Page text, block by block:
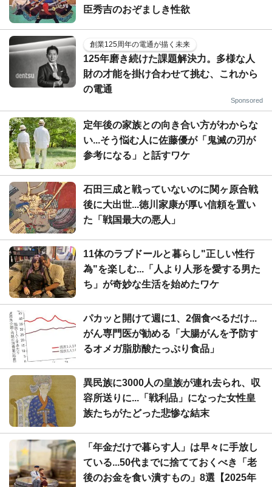
臣秀吉のおぞましき性欲
創業125周年の電通が描く未来
125年磨き続けた課題解決力。多様な人
財の才能を掛け合わせて挑む、これから
の電通
Sponsored
定年後の家族との向き合い方がわからな
い...そう悩む人に佐藤優が「鬼滅の刃が
参考になる」と話すワケ
石田三成と戦っていないのに関ヶ原合戦
後に大出世...徳川家康が厚い信頼を置い
た「戦国最大の悪人」
11体のラブドールと暮らし"正しい性行
為"を楽しむ...「人より人形を愛する男た
ち」が奇妙な生活を始めたワケ
パカッと開けて週に1、2個食べるだけ...
がん専門医が勧める「大腸がんを予防す
るオメガ脂肪酸たっぷり食品」
異民族に3000人の皇族が連れ去られ、収
容所送りに...「戦利品」になった女性皇
族たちがたどった悲惨な結末
「年金だけで暮らす人」は早々に手放し
ている...50代までに捨てておくべき「老
後のお金を食い潰すもの」8選【2025年